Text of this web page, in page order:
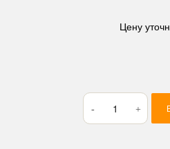
Цену
Количество
товара
Ремкомплект